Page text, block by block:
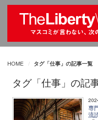
HOME タグ「仕事」の記事一覧
タグ「仕事」の記
専
流